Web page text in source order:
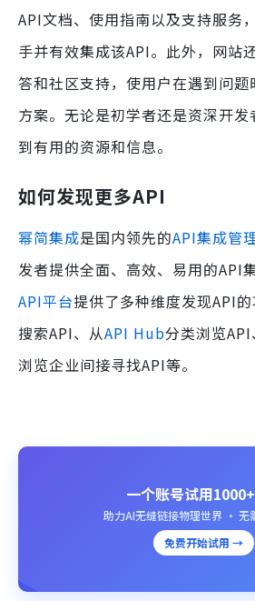
API文档、使用指南以及支持服务
手并有效集成该API。此外，网站
答和社区支持，使用户在遇到问
方案。无论是初学者还是资深开
到有用的资源和信息。
如何发现更多API
幂简集成是国内领先的API集成管
发者提供全面、高效、易用的API
API平台提供了多种维度发现API
搜索API、从API Hub分类浏览API
浏览企业间接寻找API等。
一个账号试用
助力AI无缝链接物理世界 · 无
免费开始试用 →